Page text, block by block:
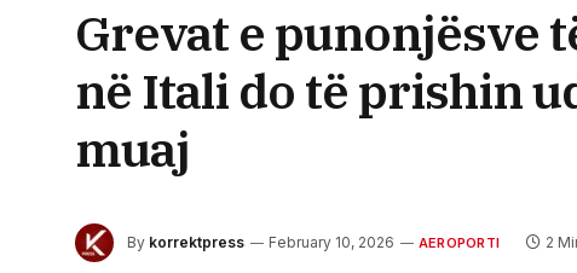
Grevat e punonjësve
në Itali do të prishin
muaj
By korrektpress February 10, 2026 AEROPORTI 2